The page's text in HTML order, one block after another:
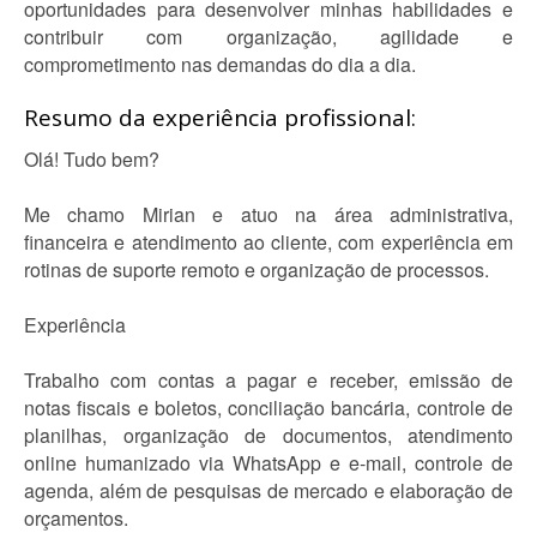
oportunidades para desenvolver minhas habilidades e
contribuir com organização, agilidade e
comprometimento nas demandas do dia a dia.
Resumo da experiência profissional:
Olá! Tudo bem?
Me chamo Mirian e atuo na área administrativa,
financeira e atendimento ao cliente, com experiência em
rotinas de suporte remoto e organização de processos.
Experiência
Trabalho com contas a pagar e receber, emissão de
notas fiscais e boletos, conciliação bancária, controle de
planilhas, organização de documentos, atendimento
online humanizado via WhatsApp e e-mail, controle de
agenda, além de pesquisas de mercado e elaboração de
orçamentos.